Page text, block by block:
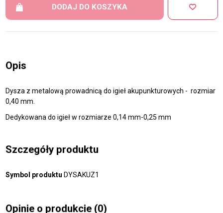
DODAJ DO KOSZYKA
Opis
Dysza z metalową prowadnicą do igieł akupunkturowych - rozmiar
0,40 mm.
Dedykowana do igieł w rozmiarze 0,14 mm-0,25 mm
Szczegóły produktu
Symbol produktu DYSAKUZ1
Opinie o produkcie (0)